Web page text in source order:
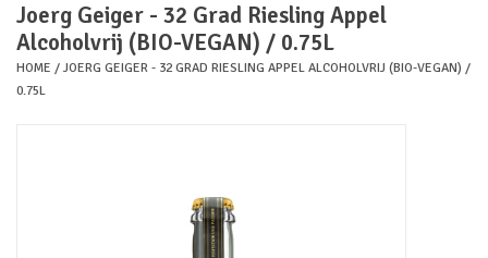
Cider
Joerg Geiger - 32 Grad Riesling Appel
Alcoholvrij (BIO-VEGAN) / 0.75L
HOME / JOERG GEIGER - 32 GRAD RIESLING APPEL ALCOHOLVRIJ (BIO-VEGAN) /
0.75L